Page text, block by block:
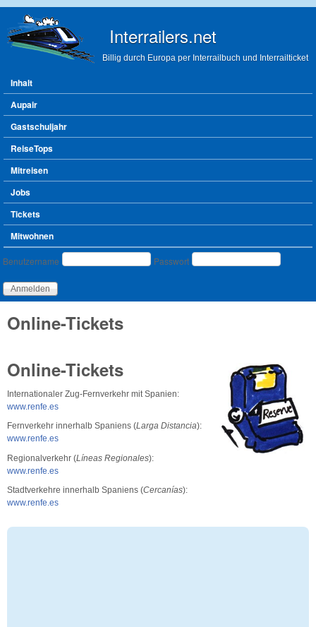
Interrailers.net
Billig durch Europa per Interrailbuch und Interrailticket
Hauptmenü
Inhalt
Aupair
Gastschuljahr
ReiseTops
Mitreisen
Jobs
Tickets
Mitwohnen
Benutzeranmeldung
Benutzername Passwort
Online-Tickets
Online-Tickets
Internationaler Zug-Fernverkehr mit Spanien:
www.renfe.es
Fernverkehr innerhalb Spaniens (Larga Distancia):
www.renfe.es
Regionalverkehr (Líneas Regionales):
www.renfe.es
Stadtverkehre innerhalb Spaniens (Cercanías):
www.renfe.es